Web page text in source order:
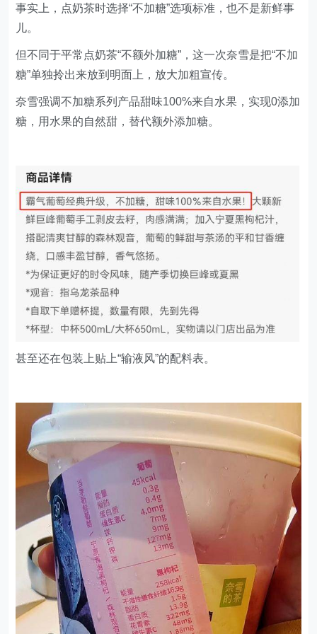
糖”单独拎出来放到明面上，放大加粗宣传。
糖，用水果的自然甜，替代额外添加糖。
甚至还在包装上贴上“输液风”的配料表。